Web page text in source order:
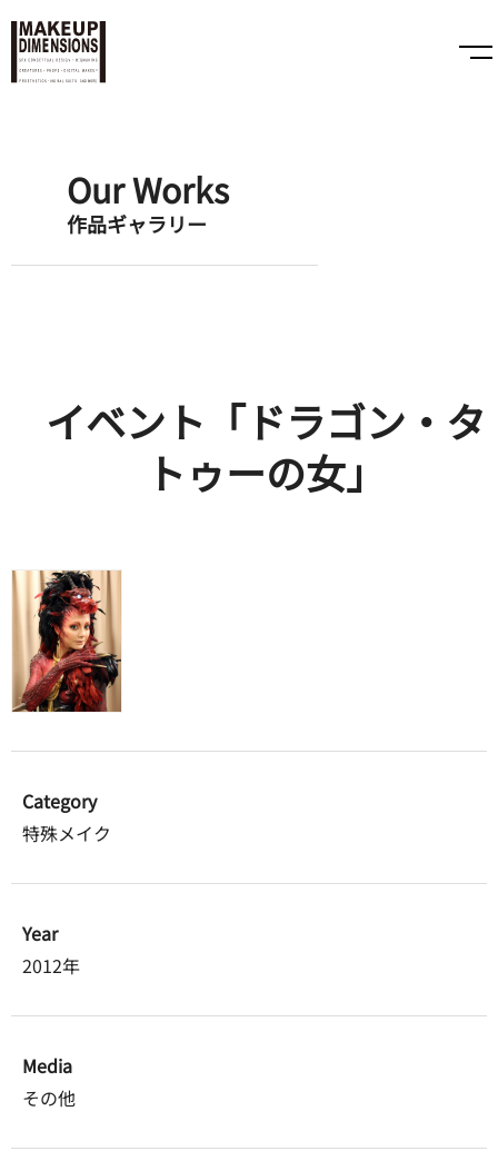
Our Works
作品ギャラリー
イベント「ドラゴン・タ
トゥーの女」
Category
特殊メイク
Year
2012年
Media
その他